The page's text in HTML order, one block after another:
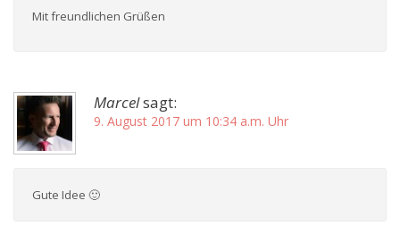
Mit freundlichen Grüßen
Marcelsagt:
9. August 2017 um 10:34 a.m. Uhr
Gute Idee 🙂